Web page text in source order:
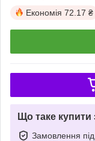
Економія 72.17 ₴
Що таке
Замовлення